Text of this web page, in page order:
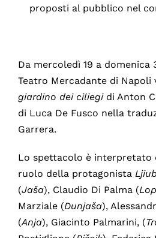
proposti al pubblico nel
Da mercoledì 19 a domenica
Teatro Mercadante di Napoli
giardino dei ciliegi di Anton
di Luca De Fusco nella
Garrera.
Lo spettacolo è interpretato
ruolo della protagonista
(Jaša), Claudio Di Palma (
Marziale (Dunjaša),
(Anja), Giacinto Palmarini, (